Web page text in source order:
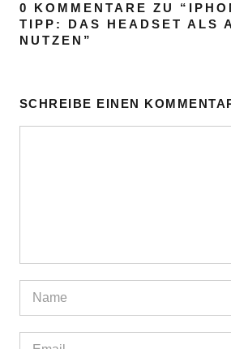
0 KOMMENTARE ZU “
TIPP: DAS HEADSET ALS
NUTZEN ”
SCHREIBE EINEN